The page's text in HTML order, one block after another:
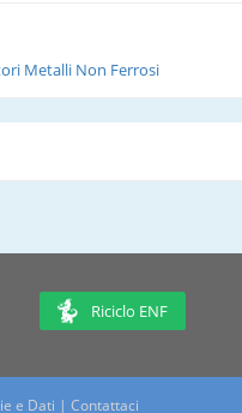
Metalli Non Ferrosi
Riciclo ENF
e Dati | Contattaci